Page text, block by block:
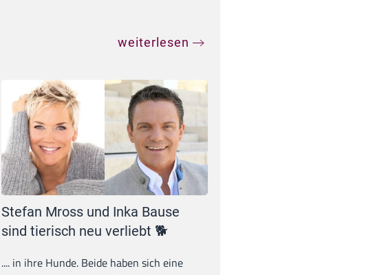
weiterlesen
Stefan Mross und Inka Bause
sind tierisch neu verliebt 🐕
.... in ihre Hunde. Beide haben sich eine